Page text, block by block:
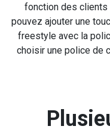
fonction des clients
pouvez ajouter une
freestyle avec la
choisir une police de